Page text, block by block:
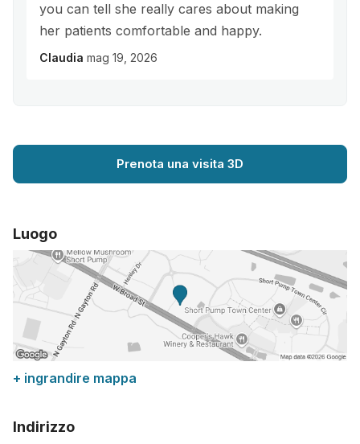
you can tell she really cares about making
her patients comfortable and happy.
Claudia mag 19, 2026
Prenota una visita 3D
Luogo
+ ingrandire mappa
Indirizzo